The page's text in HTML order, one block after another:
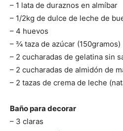
– 1 lata de duraznos en almíbar
– 1/2kg de dulce de leche de
– 4 huevos
– ¾ taza de azúcar (150gramos)
– 2 cucharadas de gelatina sin
– 2 cucharadas de almidón de
– 2 tazas de crema de leche
Baño para decorar
– 3 claras